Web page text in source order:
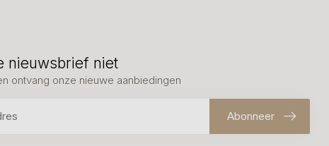
nieuwsbrief niet
ontvang onze nieuwe aanbiedingen
Abonneer